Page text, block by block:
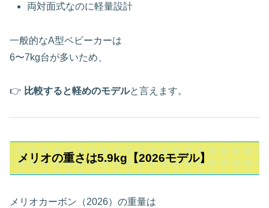
両対面式なのに軽量設計
一般的なA型ベビーカーは
6〜7kg台が多いため、
👉 比較すると軽めのモデルと言えます。
メリオの重さは5.9kg【2026モデル】
メリオカーボン（2026）の重量は